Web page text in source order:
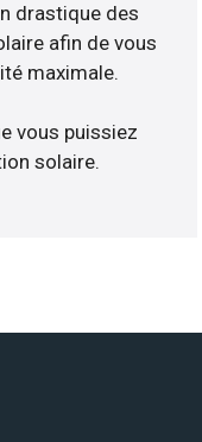
drastique des
afin de vous
maximale.
vous puissiez
solaire.